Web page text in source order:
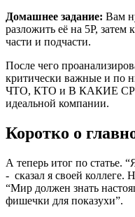
Домашнее задание: Вам
разложить её на 5P, затем
части и подчасти.
После чего
критически важные и по
ЧТО, КТО и В КАКИЕ
идеальной компании.
Коротко о
А теперь итог по статье.
- сказал я своей коллеге.
“Мир должен знать
фишечки для показухи”.